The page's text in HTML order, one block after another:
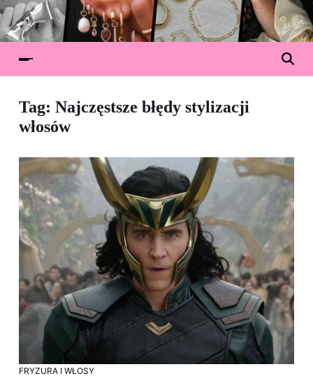
Tag: Najczęstsze błędy stylizacji
włosów
FRYZURA I WŁOSY